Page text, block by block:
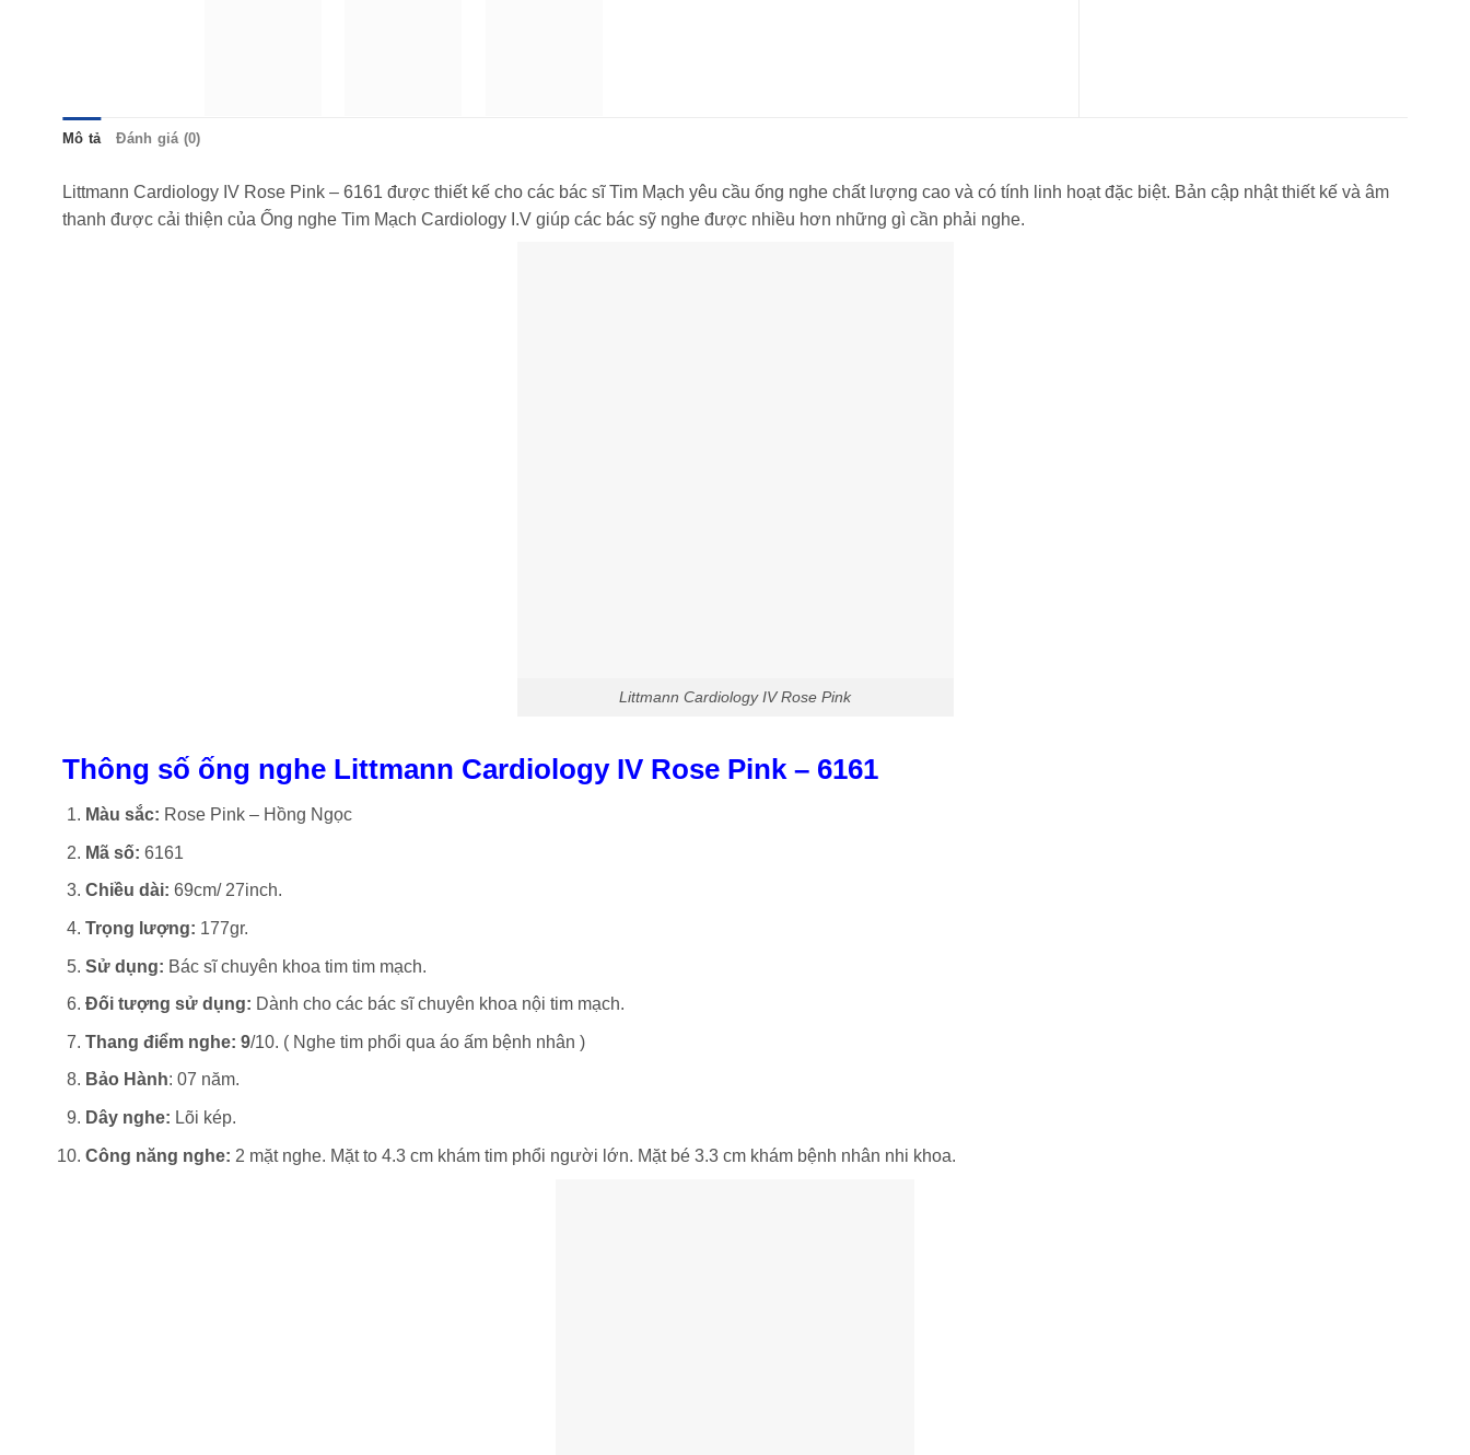
Mô tả Đánh giá (0)
Littmann Cardiology IV Rose Pink – 6161 được thiết kế cho các bác sĩ Tim Mạch yêu cầu ống nghe chất lượng cao và có tính linh hoạt đặc biệt. Bản cập nhật thiết kế và âm
thanh được cải thiện của Ống nghe Tim Mạch Cardiology I.V giúp các bác sỹ nghe được nhiều hơn những gì cần phải nghe.
Littmann Cardiology IV Rose Pink
Thông số ống nghe Littmann Cardiology IV Rose Pink – 6161
Màu sắc: Rose Pink – Hồng Ngọc
Mã số: 6161
Chiều dài: 69cm/ 27inch.
Trọng lượng: 177gr.
Sử dụng: Bác sĩ chuyên khoa tim tim mạch.
Đối tượng sử dụng: Dành cho các bác sĩ chuyên khoa nội tim mạch.
Thang điểm nghe: 9/10. ( Nghe tim phổi qua áo ấm bệnh nhân )
Bảo Hành: 07 năm.
Dây nghe: Lõi kép.
Công năng nghe: 2 mặt nghe. Mặt to 4.3 cm khám tim phổi người lớn. Mặt bé 3.3 cm khám bệnh nhân nhi khoa.